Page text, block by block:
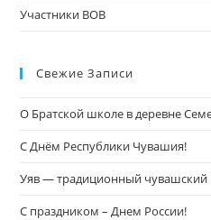
Участники ВОВ
Свежие Записи
О Братской школе в деревне
С Днём Республики Чувашия!
Уяв — традиционный чувашский
С праздником – Днем России!